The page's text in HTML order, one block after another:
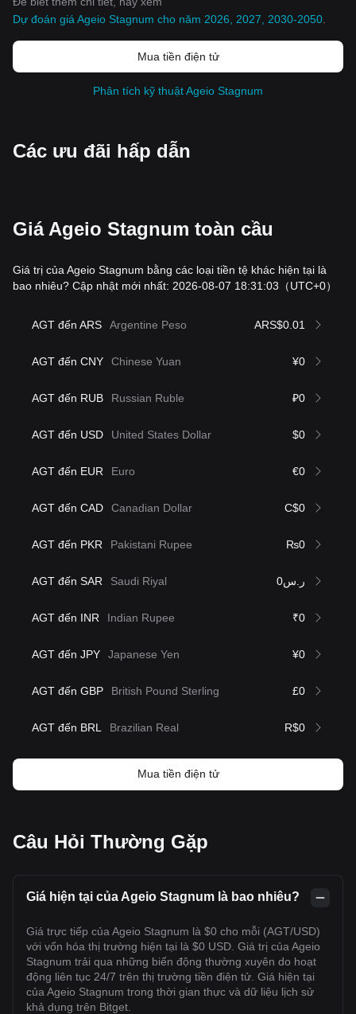
Dự đoán giá Ageio Stagnum cho năm 2026, 2027, 2030-2050
Mua tiền điện tử
Phân tích kỹ thuật Ageio Stagnum
Các ưu đãi hấp dẫn
Giá Ageio Stagnum toàn cầu
Giá trị của Ageio Stagnum bằng các loại tiền tệ khác hiện tại là
bao nhiêu? Cập nhật mới nhất: 2026-08-07 18:31:03 （UTC+0）
AGT đến ARS Argentine Peso ARS$0.01
AGT đến CNY Chinese Yuan ¥0
AGT đến RUB Russian Ruble ₽0
AGT đến USD United States Dollar $0
AGT đến EUR Euro €0
AGT đến CAD Canadian Dollar C$0
AGT đến PKR Pakistani Rupee ₨0
AGT đến SAR Saudi Riyal ر.س0
AGT đến INR Indian Rupee ₹0
AGT đến JPY Japanese Yen ¥0
AGT đến GBP British Pound Sterling £0
AGT đến BRL Brazilian Real R$0
Mua tiền điện tử
Câu Hỏi Thường Gặp
Giá hiện tại của Ageio Stagnum là bao nhiêu?
Giá trực tiếp của Ageio Stagnum là $0 cho mỗi (AGT/USD)
với vốn hóa thị trường hiện tại là $0 USD. Giá trị của Ageio
Stagnum trải qua những biến động thường xuyên do hoạt
động liên tục 24/7 trên thị trường tiền điện tử. Giá hiện tại
của Ageio Stagnum trong thời gian thực và dữ liệu lịch sử
khả dụng trên Bitget.